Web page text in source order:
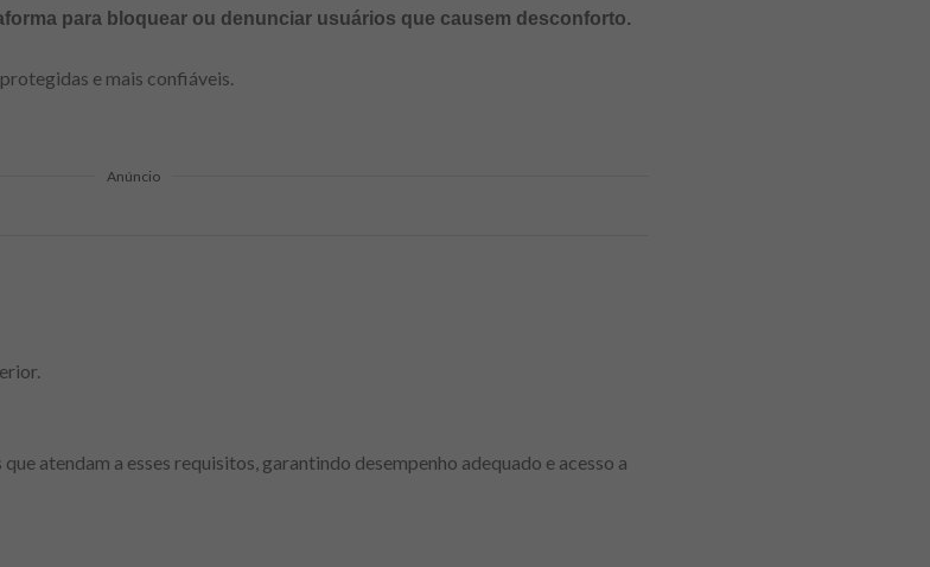
para bloquear ou denunciar usuários que causem desconforto.
e mais confiáveis.
Anúncio
atendam a esses requisitos, garantindo desempenho adequado e acesso a